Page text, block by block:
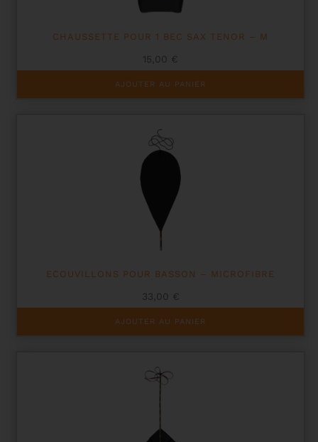
CHAUSSETTE POUR 1 BEC SAX TENOR – M
15,00 €
AJOUTER AU PANIER
ECOUVILLONS POUR BASSON – MICROFIBRE
33,00 €
AJOUTER AU PANIER